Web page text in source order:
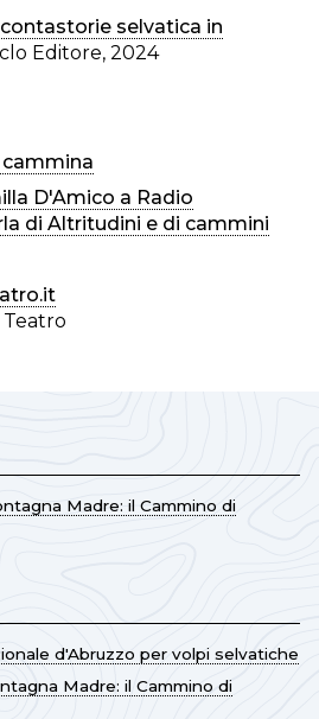
selvatica in
Editore, 2024
D'Amico a Radio
di Altritudini e di cammini
Teatro
Madre: il Cammino di
d'Abruzzo per volpi selvatiche
Madre: il Cammino di